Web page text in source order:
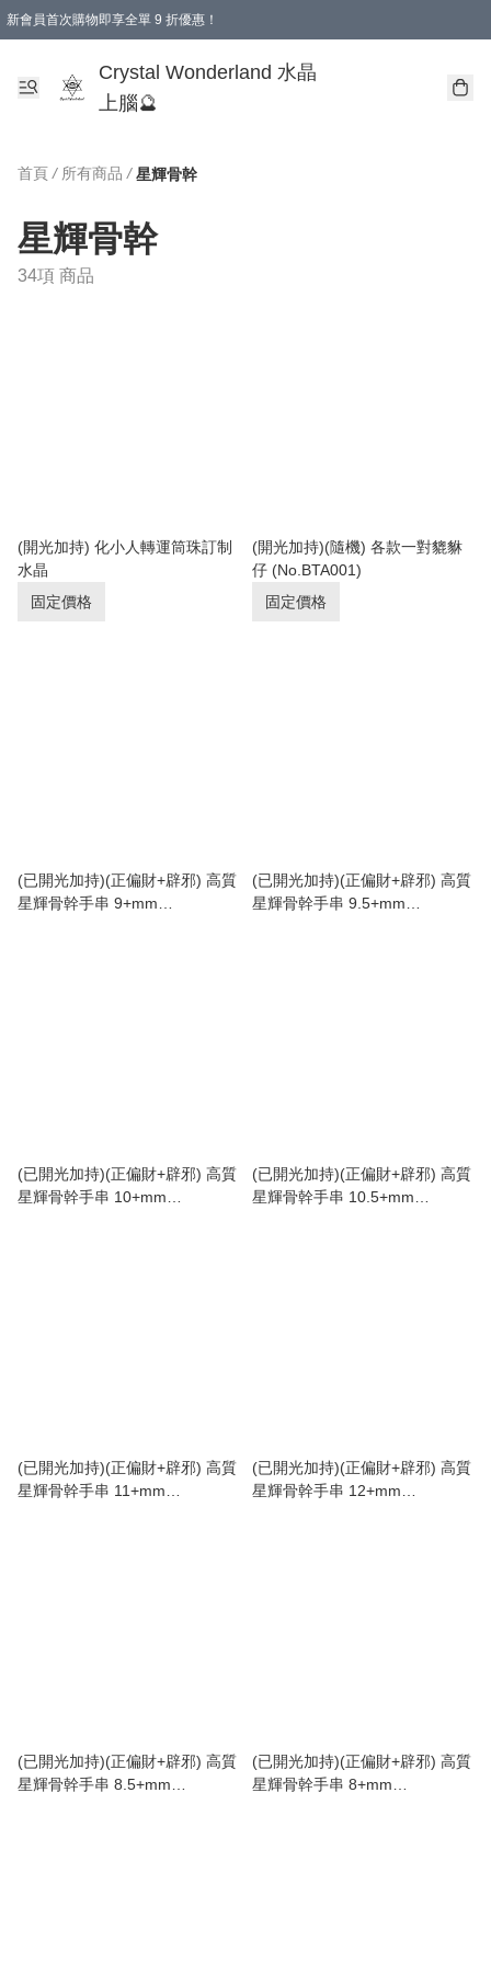
新會員首次購物即享全單 9 折優惠！
Crystal Wonderland 水晶
上腦🔮
首頁 / 所有商品 / 星輝骨幹
星輝骨幹
34項 商品
(開光加持) 化小人轉運筒珠訂制
水晶
固定價格
(開光加持)(隨機) 各款一對貔貅
仔 (No.BTA001)
固定價格
(已開光加持)(正偏財+辟邪) 高質
星輝骨幹手串 9+mm
(已開光加持)(正偏財+辟邪) 高質
星輝骨幹手串 9.5+mm
(已開光加持)(正偏財+辟邪) 高質
星輝骨幹手串 10+mm
(已開光加持)(正偏財+辟邪) 高質
星輝骨幹手串 10.5+mm
(已開光加持)(正偏財+辟邪) 高質
星輝骨幹手串 11+mm
(已開光加持)(正偏財+辟邪) 高質
星輝骨幹手串 12+mm
(已開光加持)(正偏財+辟邪) 高質
星輝骨幹手串 8.5+mm
(已開光加持)(正偏財+辟邪) 高質
星輝骨幹手串 8+mm